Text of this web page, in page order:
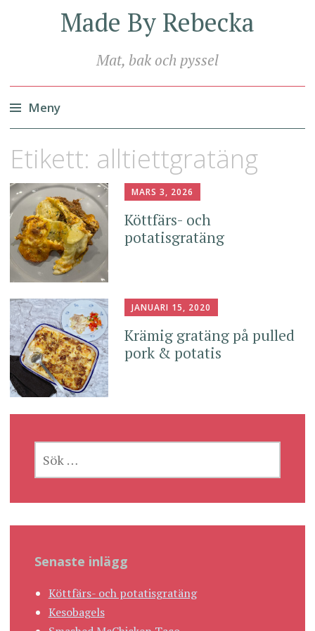
Made By Rebecka
Mat, bak och pyssel
Meny
till
Etikett: alltiettgratäng
MARS 3, 2026
Köttfärs- och
potatisgratäng
JANUARI 15, 2020
Krämig gratäng på pulled
pork & potatis
EFTER:
Senaste inlägg
Köttfärs- och potatisgratäng
Kesobagels